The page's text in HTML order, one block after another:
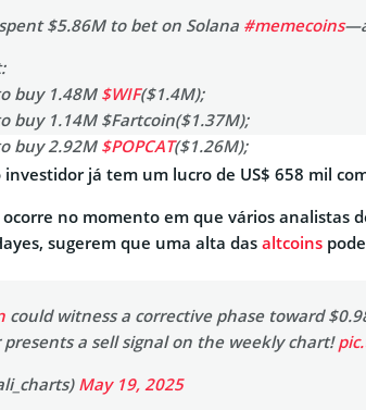
$5.86M to bet on Solana #memecoins
buy 1.48M$WIF($1.4M);
buy 1.14M $Fartcoin($1.37M);
buy 2.92M$POPCAT($1.26M);
buy 381M $MEW($1.21M);
(@lookonchain)May 19, 2025
já tem um lucro de US$ 658 mil
ocorre no momento em que vários analistas
sugerem que uma alta das altcoins
could witness a corrective phase toward
a sell signal on the weekly chart!
May 19, 2025